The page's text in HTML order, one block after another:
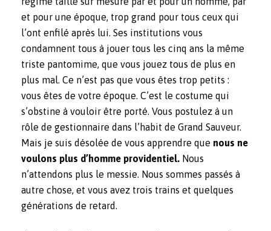
et pour une époque, trop grand pour tous ceux qui
l’ont enfilé après lui. Ses institutions vous
condamnent tous à jouer tous les cinq ans la même
triste pantomime, que vous jouez tous de plus en
plus mal. Ce n’est pas que vous êtes trop petits :
vous êtes de votre époque. C’est le costume qui
s’obstine à vouloir être porté. Vous postulez à un
rôle de gestionnaire dans l’habit de Grand Sauveur.
Mais je suis désolée de vous apprendre que nous ne
voulons plus d’homme providentiel. Nous
n’attendons plus le messie. Nous sommes passés à
autre chose, et vous avez trois trains et quelques
générations de retard.